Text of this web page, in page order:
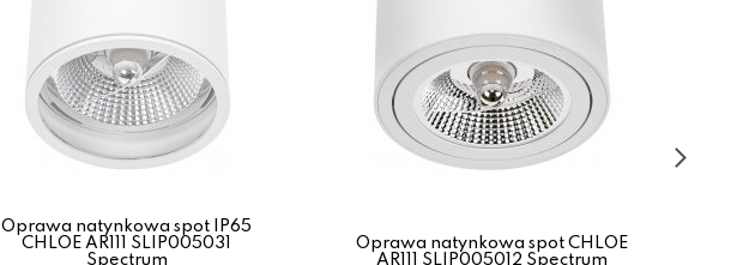
Oprawa natynkowa spot IP65
CHLOE AR111 SLIP005031
Spectrum
Oprawa natynkowa spot CHLOE
AR111 SLIP005012 Spectrum